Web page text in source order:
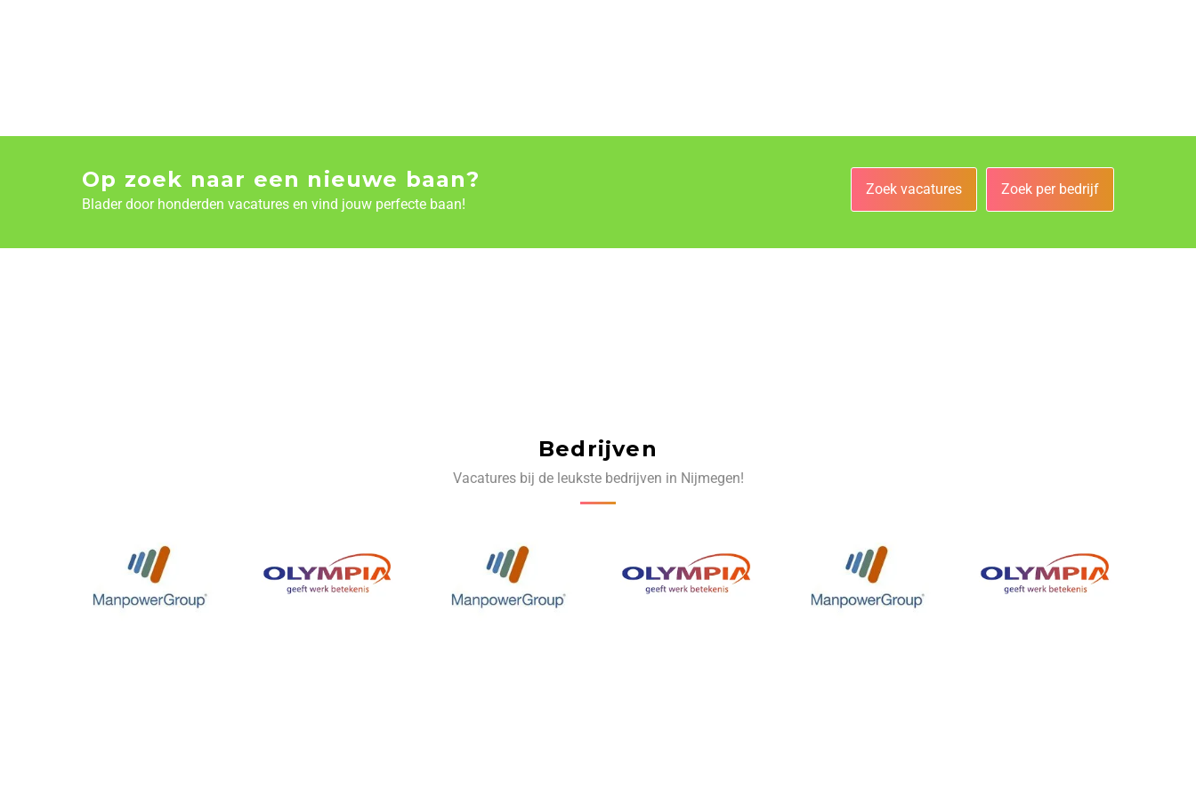
Op zoek naar een nieuwe baan?
Blader door honderden vacatures en vind jouw perfecte baan!
Zoek vacatures Zoek per bedrijf
Bedrijven
Vacatures bij de leukste bedrijven in Nijmegen!